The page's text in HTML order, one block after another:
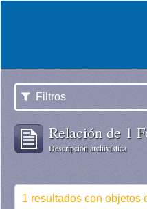
Filtros
Relación de 1
Descripción archivística
1 resultados con objetos